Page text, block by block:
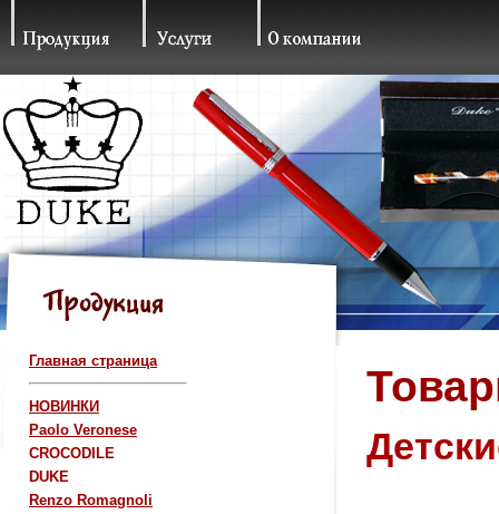
Главная страница
НОВИНКИ
Paolo Veronese
CROCODILE
DUKE
Renzo Romagnoli